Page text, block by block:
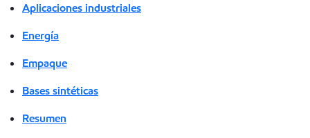
Aplicaciones industriales
Energía
Empaque
Bases sintéticas
Resumen